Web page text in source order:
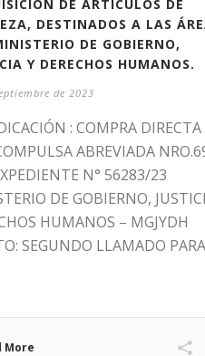
DE ARTÍCULOS DE
DESTINADOS A LAS
DE GOBIERNO,
Y DERECHOS HUMANOS.
de 2023
: COMPRA DIRECTA
ABREVIADA
N° 56283/23
DE GOBIERNO,
HUMANOS – MGJYDH
SEGUNDO LLAMADO
More